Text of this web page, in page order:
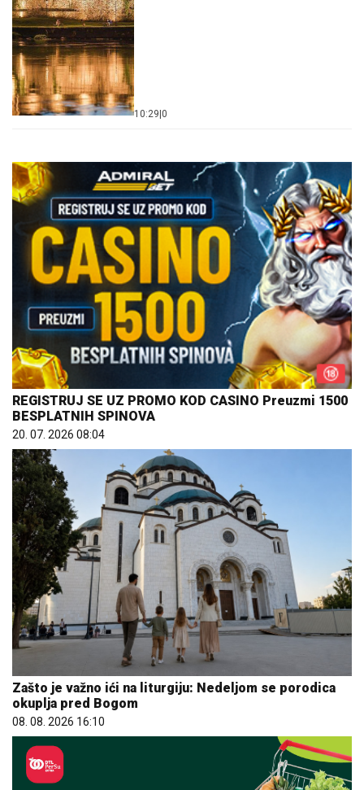
10:29 0
REGISTRUJ SE UZ PROMO KOD CASINO Preuzmi 1500
BESPLATNIH SPINOVA
20. 07. 2026 08:04
Zašto je važno ići na liturgiju: Nedeljom se porodica
okuplja pred Bogom
08. 08. 2026 16:10